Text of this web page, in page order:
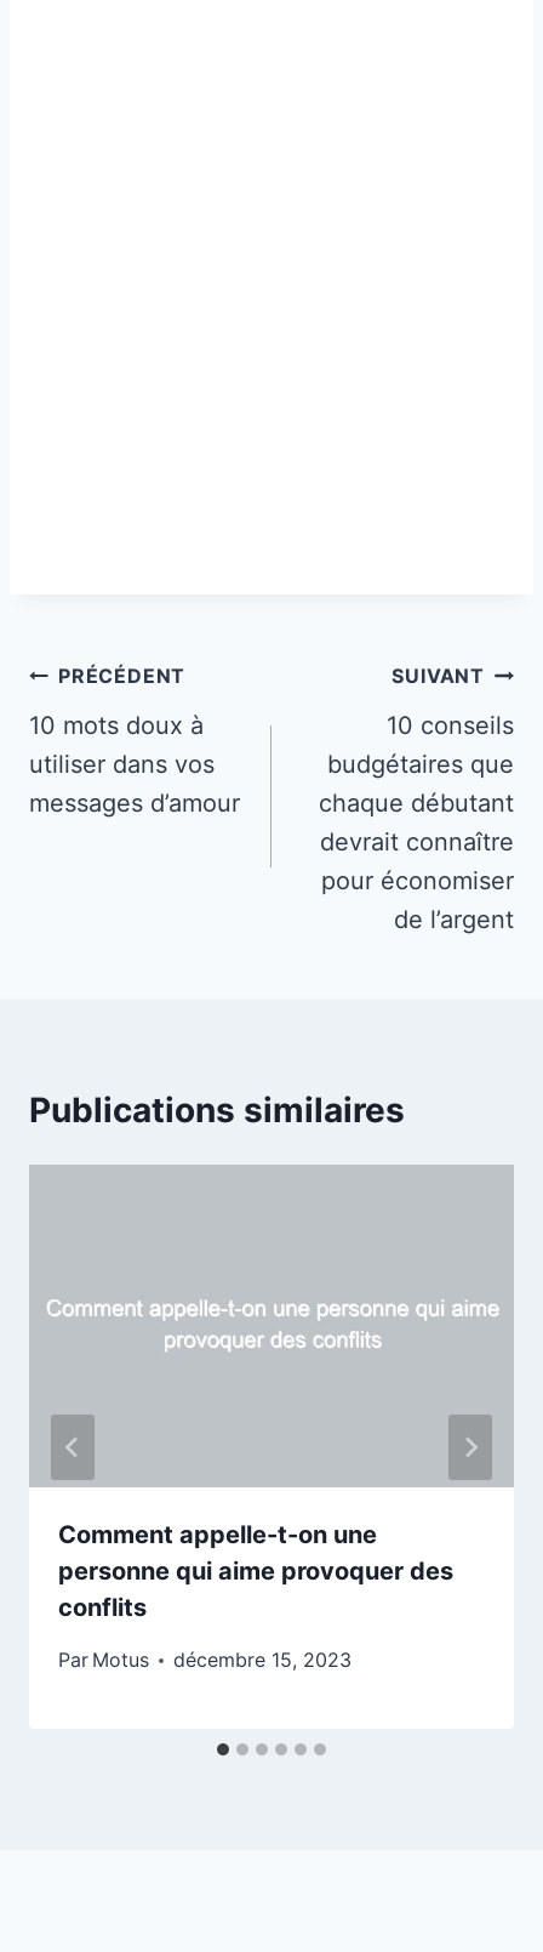
Navigation
de
l’article
PRÉCÉDENT
10 mots doux à
utiliser dans vos
messages d’amour
SUIVANT
10 conseils
budgétaires que
chaque débutant
devrait connaître
pour économiser
de l’argent
Publications similaires
Comment appelle-t-on une
personne qui aime provoquer des
conflits
Par Motus décembre 15, 2023